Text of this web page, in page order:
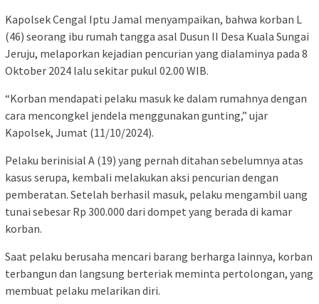
Kapolsek Cengal Iptu Jamal menyampaikan, bahwa korban L
(46) seorang ibu rumah tangga asal Dusun II Desa Kuala Sungai
Jeruju, melaporkan kejadian pencurian yang dialaminya pada 8
Oktober 2024 lalu sekitar pukul 02.00 WIB.
“Korban mendapati pelaku masuk ke dalam rumahnya dengan
cara mencongkel jendela menggunakan gunting,” ujar
Kapolsek, Jumat (11/10/2024).
Pelaku berinisial A (19) yang pernah ditahan sebelumnya atas
kasus serupa, kembali melakukan aksi pencurian dengan
pemberatan. Setelah berhasil masuk, pelaku mengambil uang
tunai sebesar Rp 300.000 dari dompet yang berada di kamar
korban.
Saat pelaku berusaha mencari barang berharga lainnya, korban
terbangun dan langsung berteriak meminta pertolongan, yang
membuat pelaku melarikan diri.